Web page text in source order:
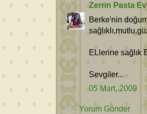
Zerrin Pasta
Berke'nin
ELlerine sağlık
Sevgiler...
05 Mart, 2009
Yorum Gönder